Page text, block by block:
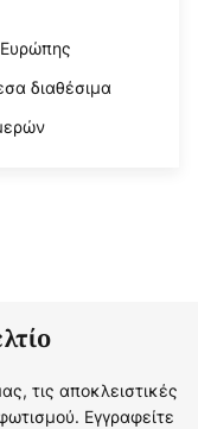
διαθέσιμα
τις αποκλειστικές
Εγγραφείτε